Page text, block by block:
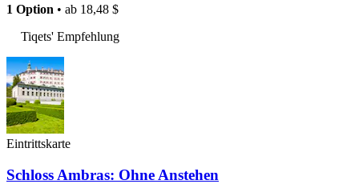
1 Option • ab 18,48 $
Tiqets' Empfehlung
Eintrittskarte
Schloss Ambras: Ohne Anstehen